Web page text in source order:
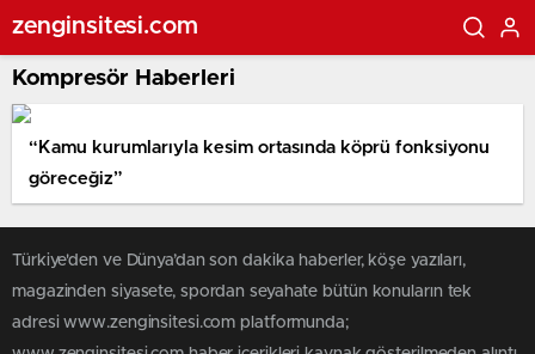
zenginsitesi.com
Kompresör Haberleri
“Kamu kurumlarıyla kesim ortasında köprü fonksiyonu
göreceğiz”
Türkiye'den ve Dünya’dan son dakika haberler, köşe yazıları,
magazinden siyasete, spordan seyahate bütün konuların tek
adresi www.zenginsitesi.com platformunda;